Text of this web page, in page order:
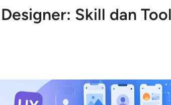
Skill dan